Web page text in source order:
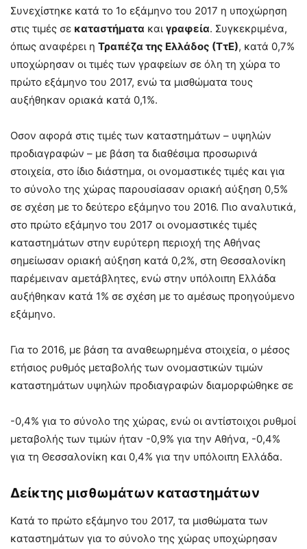
Συνεχίστηκε κατά το 1ο εξάμηνο του 2017 η υποχώρηση
στις τιμές σε καταστήματα και γραφεία. Συγκεκριμένα,
όπως αναφέρει η Τραπέζα της Ελλάδος (ΤτΕ), κατά 0,7%
υποχώρησαν οι τιμές των γραφείων σε όλη τη χώρα το
πρώτο εξάμηνο του 2017, ενώ τα μισθώματα τους
αυξήθηκαν οριακά κατά 0,1%.
Οσον αφορά στις τιμές των καταστημάτων – υψηλών
προδιαγραφών – με βάση τα διαθέσιμα προσωρινά
στοιχεία, στο ίδιο διάστημα, οι ονομαστικές τιμές και για
το σύνολο της χώρας παρουσίασαν οριακή αύξηση 0,5%
σε σχέση με το δεύτερο εξάμηνο του 2016. Πιο αναλυτικά,
στο πρώτο εξάμηνο του 2017 οι ονομαστικές τιμές
καταστημάτων στην ευρύτερη περιοχή της Αθήνας
σημείωσαν οριακή αύξηση κατά 0,2%, στη Θεσσαλονίκη
παρέμειναν αμετάβλητες, ενώ στην υπόλοιπη Ελλάδα
αυξήθηκαν κατά 1% σε σχέση με το αμέσως προηγούμενο
εξάμηνο.
Για το 2016, με βάση τα αναθεωρημένα στοιχεία, ο μέσος
ετήσιος ρυθμός μεταβολής των ονομαστικών τιμών
καταστημάτων υψηλών προδιαγραφών διαμορφώθηκε σε
-0,4% για το σύνολο της χώρας, ενώ οι αντίστοιχοι ρυθμοί
μεταβολής των τιμών ήταν -0,9% για την Αθήνα, -0,4%
για τη Θεσσαλονίκη και 0,4% για την υπόλοιπη Ελλάδα.
Δείκτης μισθωμάτων καταστημάτων
Κατά το πρώτο εξάμηνο του 2017, τα μισθώματα των
καταστημάτων για το σύνολο της χώρας υποχώρησαν